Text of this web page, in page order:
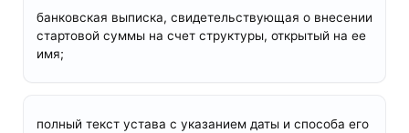
банковская выписка, свидетельствующая о внесении
стартовой суммы на счет структуры, открытый на ее
имя;
полный текст устава с указанием даты и способа его